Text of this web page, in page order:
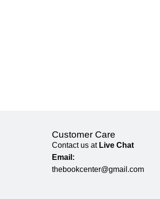
Customer Care
Contact us at Live Chat
Email:
thebookcenter@gmail.com